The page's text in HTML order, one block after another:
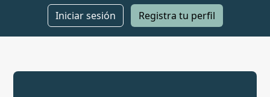
Iniciar sesión Registra tu perfil